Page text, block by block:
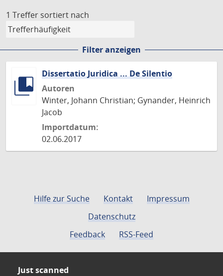
1 Treffer sortiert nach
Filter anzeigen
Dissertatio Juridica ... De Silentio
Autoren
Winter, Johann Christian; Gynander, Heinrich
Jacob
Importdatum:
02.06.2017
Hilfe zur Suche Kontakt
Impressum
Datenschutz
Feedback
RSS-Feed
Just scanned